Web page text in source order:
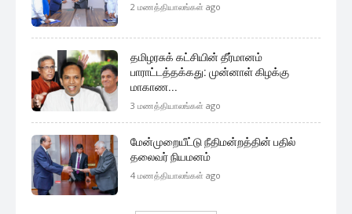
2 மணத்தியாலங்கள் ago
தமிழரசுக் கட்சியின் தீர்மானம்
பாராட்டத்தக்கது: முன்னாள் கிழக்கு
மாகாண...
3 மணத்தியாலங்கள் ago
மேன்முறையீட்டு நீதிமன்றத்தின் பதில்
தலைவர் நியமனம்
4 மணத்தியாலங்கள் ago